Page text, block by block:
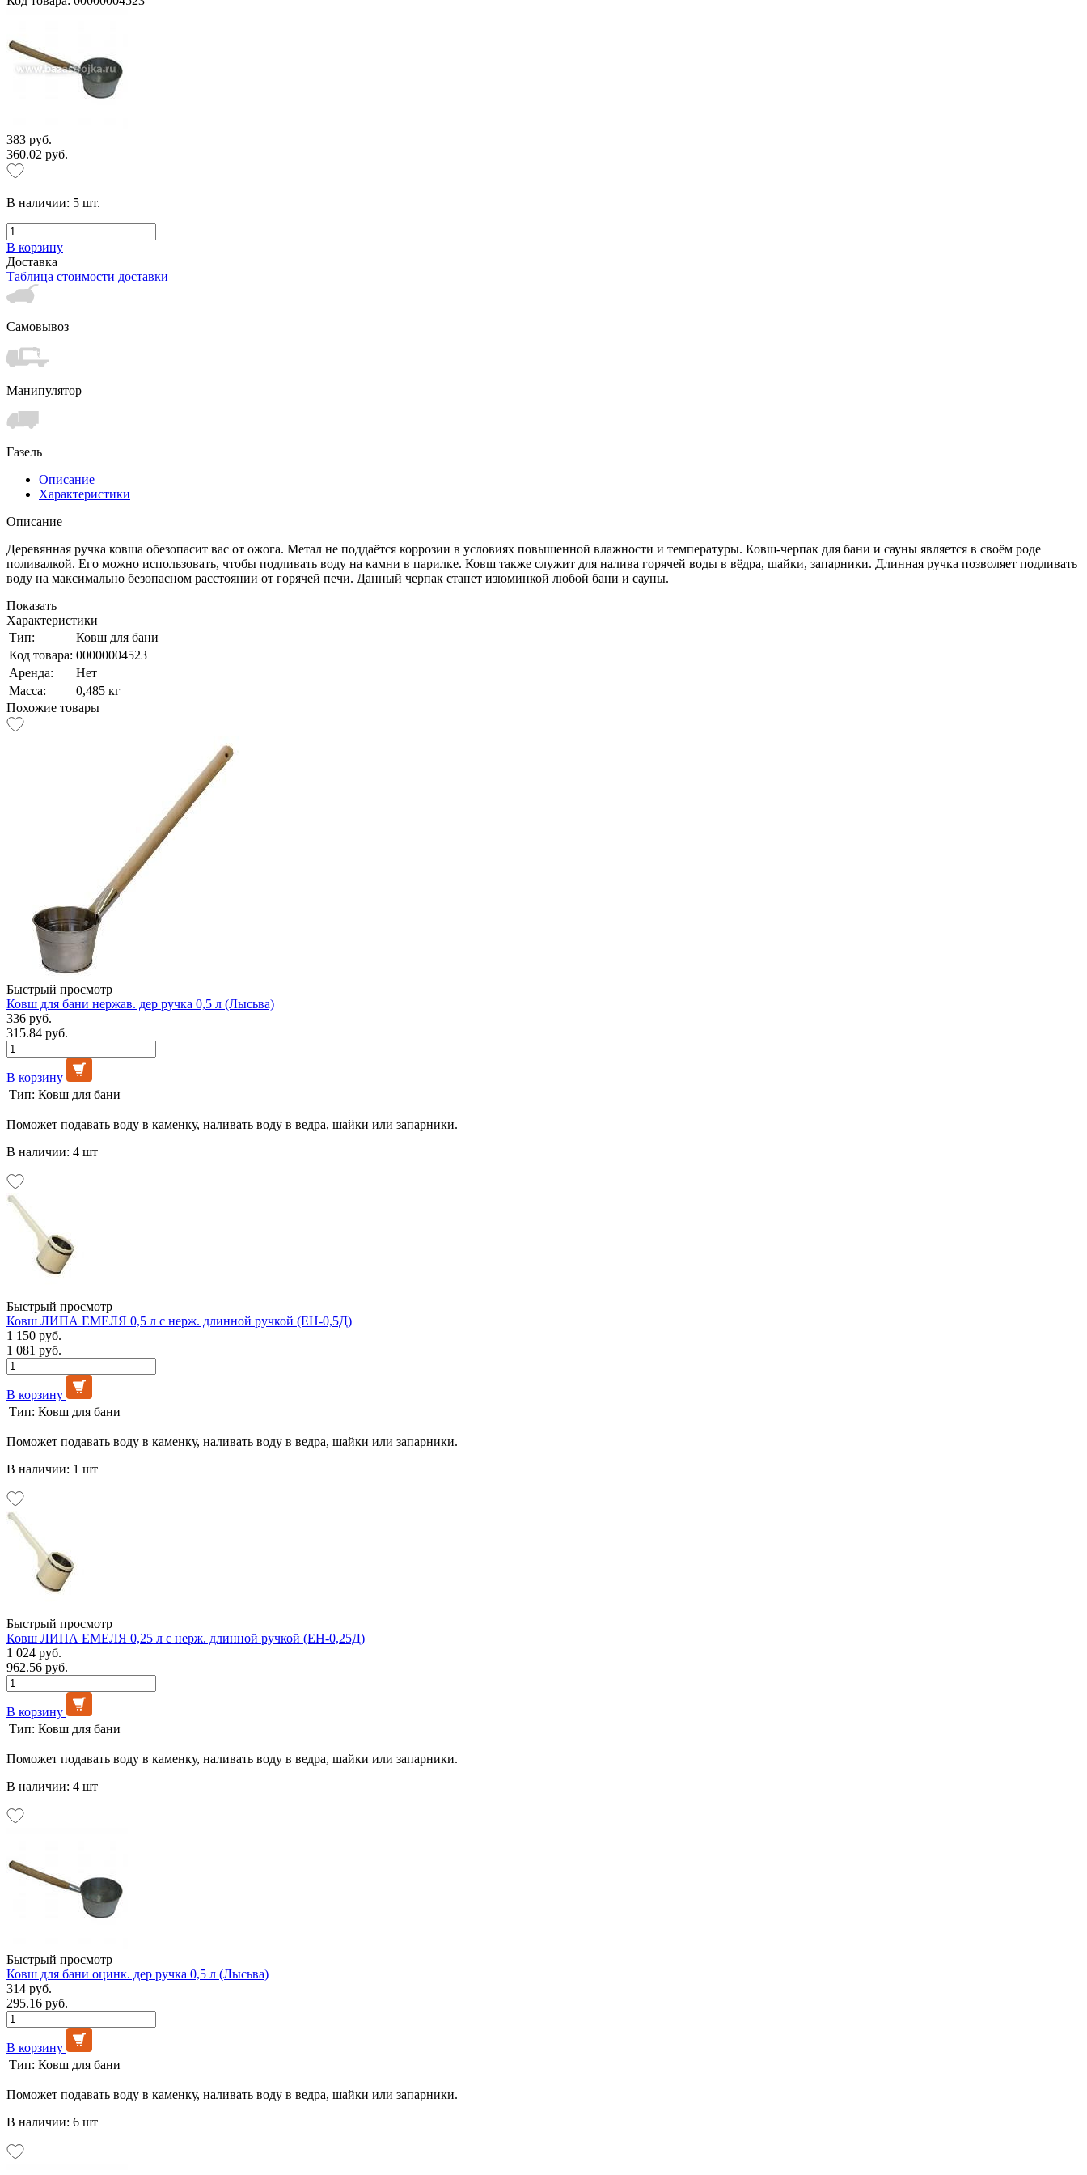
383 руб.
360.02 руб.
В наличии: 5 шт.
В корзину
Доставка
Таблица стоимости доставки
Самовывоз
Манипулятор
Газель
Описание
Характеристики
Описание
Деревянная ручка ковша обезопасит вас от ожога. Метал не поддаётся коррозии в условиях повышенной влажности и температуры. Ковш-черпак для бани и сауны является в своём роде
поливалкой. Его можно использовать, чтобы подливать воду на камни в парилке. Ковш также служит для налива горячей воды в вёдра, шайки, запарники. Длинная ручка позволяет подливать
воду на максимально безопасном расстоянии от горячей печи. Данный черпак станет изюминкой любой бани и сауны.
Показать
Характеристики
Тип:
Ковш для бани
Код товара: 00000004523
Аренда:
Нет
Масса:
0,485 кг
Похожие товары
Быстрый просмотр
Ковш для бани нержав. дер ручка 0,5 л (Лысьва)
336 руб.
315.84 руб.
В корзину
Тип: Ковш для бани
Поможет подавать воду в каменку, наливать воду в ведра, шайки или запарники.
В наличии: 4 шт
Быстрый просмотр
Ковш ЛИПА ЕМЕЛЯ 0,5 л с нерж. длинной ручкой (ЕН-0,5Д)
1 150 руб.
1 081 руб.
В корзину
Тип: Ковш для бани
Поможет подавать воду в каменку, наливать воду в ведра, шайки или запарники.
В наличии: 1 шт
Быстрый просмотр
Ковш ЛИПА ЕМЕЛЯ 0,25 л с нерж. длинной ручкой (ЕН-0,25Д)
1 024 руб.
962.56 руб.
В корзину
Тип: Ковш для бани
Поможет подавать воду в каменку, наливать воду в ведра, шайки или запарники.
В наличии: 4 шт
Быстрый просмотр
Ковш для бани оцинк. дер ручка 0,5 л (Лысьва)
314 руб.
295.16 руб.
В корзину
Тип: Ковш для бани
Поможет подавать воду в каменку, наливать воду в ведра, шайки или запарники.
В наличии: 6 шт